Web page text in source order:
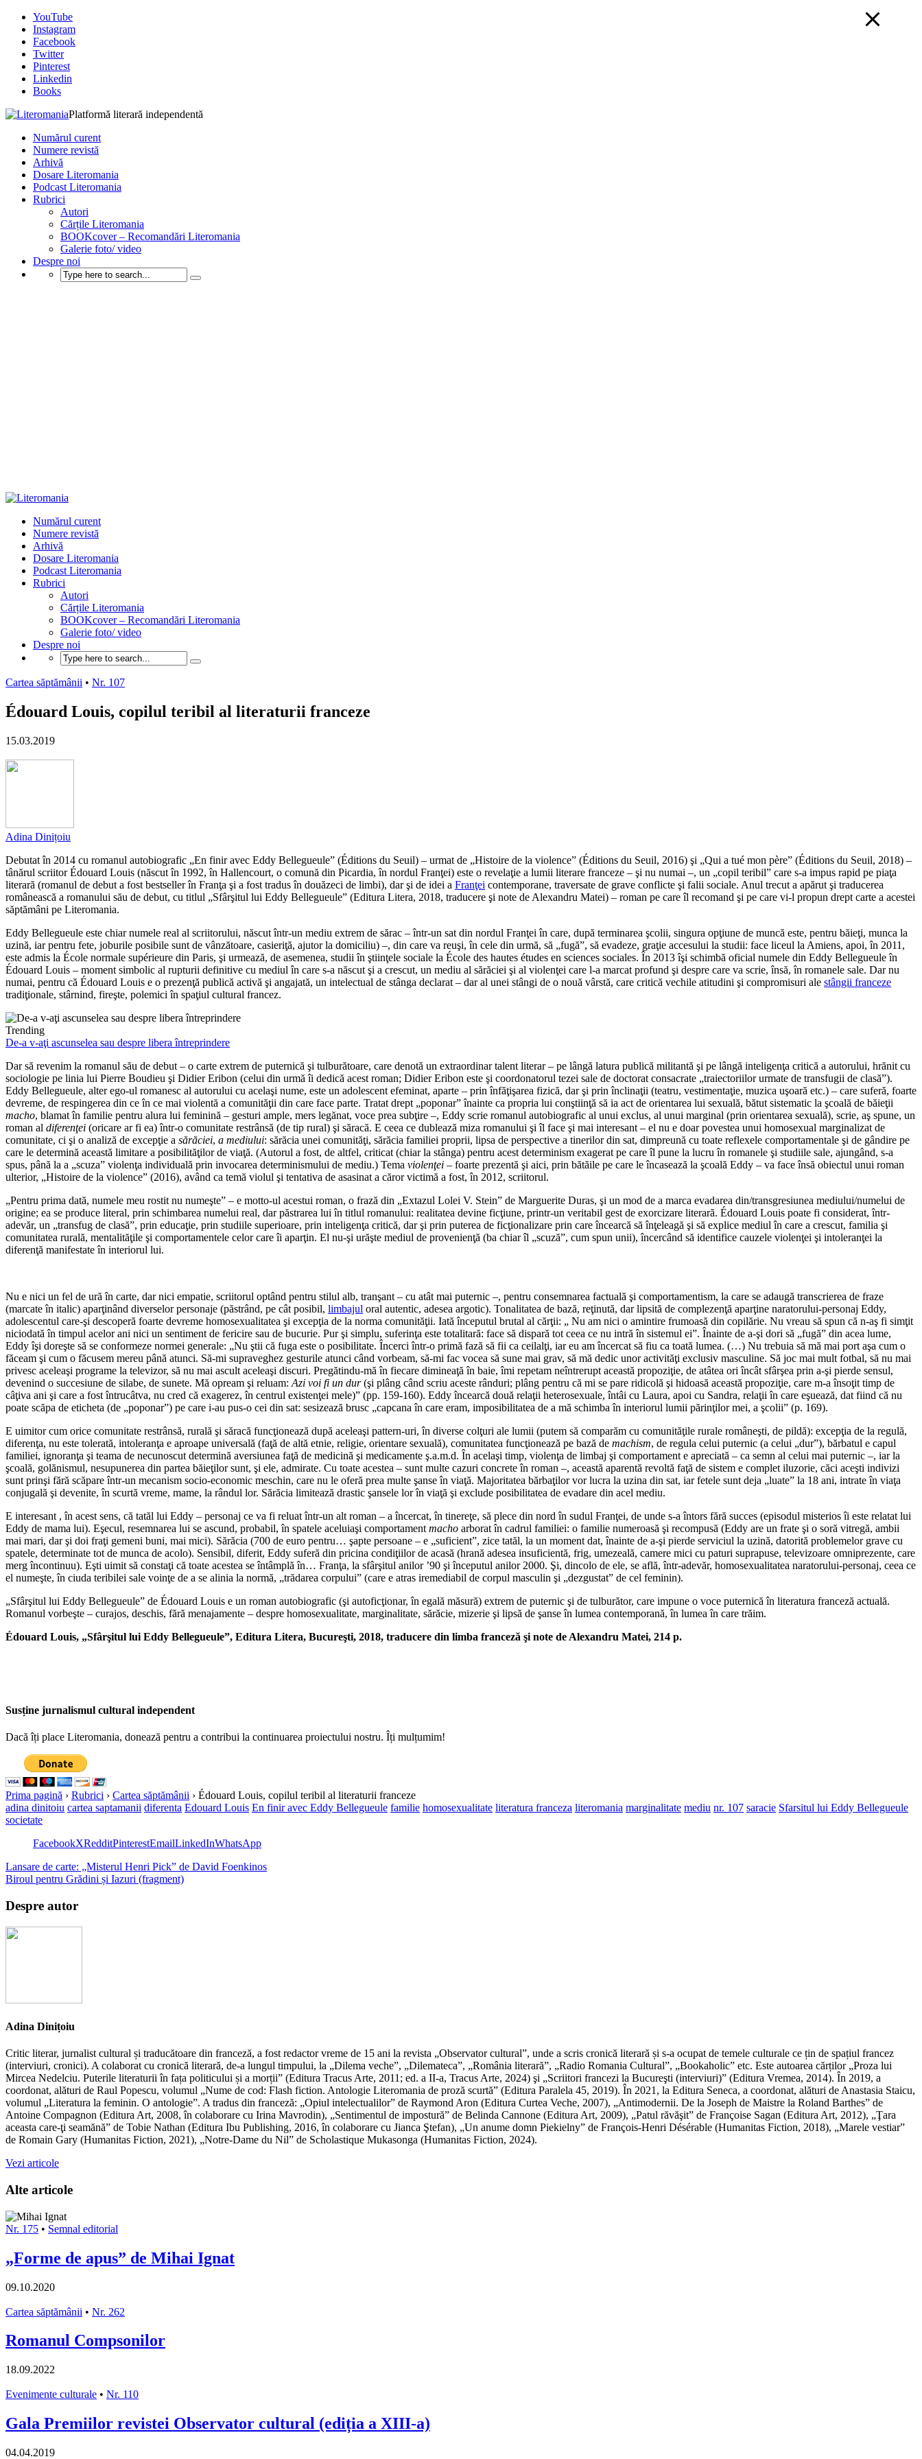
YouTube
Instagram
Facebook
Twitter
Pinterest
Linkedin
Books
Platformă literară independentă
Numărul curent
Numere revistă
Arhivă
Dosare Literomania
Podcast Literomania
Rubrici
Autori
Cărțile Literomania
BOOKcover – Recomandări Literomania
Galerie foto/ video
Despre noi
Numărul curent
Numere revistă
Arhivă
Dosare Literomania
Podcast Literomania
Rubrici
Autori
Cărțile Literomania
BOOKcover – Recomandări Literomania
Galerie foto/ video
Despre noi
Cartea săptămânii • Nr. 107
Édouard Louis, copilul teribil al literaturii franceze
15.03.2019
Adina Dinițoiu
Debutat în 2014 cu romanul autobiografic „En finir avec Eddy Bellegueule” (Éditions du Seuil) – urmat de „Histoire de la violence” (Éditions du Seuil, 2016) şi „Qui a tué mon père” (Éditions du Seuil, 2018) –
tânărul scriitor Édouard Louis (născut în 1992, în Hallencourt, o comună din Picardia, în nordul Franţei) este o revelaţie a lumii literare franceze – şi nu numai –, un „copil teribil” care s-a impus rapid pe piaţa
literară (romanul de debut a fost bestseller în Franţa şi a fost tradus în douăzeci de limbi), dar şi de idei a Franţei contemporane, traversate de grave conflicte şi falii sociale. Anul trecut a apărut şi traducerea
românească a romanului său de debut, cu titlul „Sfârşitul lui Eddy Bellegueule” (Editura Litera, 2018, traducere şi note de Alexandru Matei) – roman pe care îl recomand şi pe care vi-l propun drept carte a acestei
săptămâni pe Literomania.
Eddy Bellegueule este chiar numele real al scriitorului, născut într-un mediu extrem de sărac – într-un sat din nordul Franţei în care, după terminarea şcolii, singura opţiune de muncă este, pentru băieţi, munca la
uzină, iar pentru fete, joburile posibile sunt de vânzătoare, casieriţă, ajutor la domiciliu) –, din care va reuşi, în cele din urmă, să „fugă”, să evadeze, graţie accesului la studii: face liceul la Amiens, apoi, în 2011,
este admis la École normale supérieure din Paris, şi urmează, de asemenea, studii în ştiinţele sociale la École des hautes études en sciences sociales. În 2013 îşi schimbă oficial numele din Eddy Bellegueule în
Édouard Louis – moment simbolic al rupturii definitive cu mediul în care s-a născut şi a crescut, un mediu al sărăciei şi al violenţei care l-a marcat profund şi despre care va scrie, însă, în romanele sale. Dar nu
numai, pentru că Édouard Louis e o prezenţă publică activă şi angajată, un intelectual de stânga declarat – dar al unei stângi de o nouă vârstă, care critică vechile atitudini şi compromisuri ale stângii franceze
tradiţionale, stârnind, fireşte, polemici în spaţiul cultural francez.
Trending
De-a v-aţi ascunselea sau despre libera întreprindere
Dar să revenim la romanul său de debut – o carte extrem de puternică şi tulburătoare, care denotă un extraordinar talent literar – pe lângă latura publică militantă şi pe lângă inteligenţa critică a autorului, hrănit cu
sociologie pe linia lui Pierre Boudieu şi Didier Eribon (celui din urmă îi dedică acest roman; Didier Eribon este şi coordonatorul tezei sale de doctorat consacrate „traiectoriilor urmate de transfugii de clasă”).
Eddy Bellegueule, alter ego-ul romanesc al autorului cu acelaşi nume, este un adolescent efeminat, aparte – prin înfăţişarea fizică, dar şi prin înclinaţii (teatru, vestimentaţie, muzica uşoară etc.) – care suferă, foarte
devreme, de respingerea din ce în ce mai violentă a comunităţii din care face parte. Tratat drept „poponar” înainte ca propria lui conştiinţă să ia act de orientarea lui sexuală, bătut sistematic la şcoală de băieţii
macho, blamat în familie pentru alura lui feminină – gesturi ample, mers legănat, voce prea subţire –, Eddy scrie romanul autobiografic al unui exclus, al unui marginal (prin orientarea sexuală), scrie, aş spune, un
roman al diferenţei (oricare ar fi ea) într-o comunitate restrânsă (de tip rural) şi săracă. E ceea ce dublează miza romanului şi îl face şi mai interesant – el nu e doar povestea unui homosexual marginalizat de
comunitate, ci şi o analiză de excepţie a sărăciei, a mediului: sărăcia unei comunităţi, sărăcia familiei proprii, lipsa de perspective a tinerilor din sat, dimpreună cu toate reflexele comportamentale şi de gândire pe
care le determină această limitare a posibilităţilor de viaţă. (Autorul a fost, de altfel, criticat (chiar la stânga) pentru acest determinism exagerat pe care îl pune la lucru în romanele şi studiile sale, ajungând, s-a
spus, până la a „scuza” violenţa individuală prin invocarea determinismului de mediu.) Tema violenţei – foarte prezentă şi aici, prin bătăile pe care le încasează la şcoală Eddy – va face însă obiectul unui roman
ulterior, „Histoire de la violence” (2016), având ca temă violul şi tentativa de asasinat a căror victimă a fost, în 2012, scriitorul.
„Pentru prima dată, numele meu rostit nu numeşte” – e motto-ul acestui roman, o frază din „Extazul Lolei V. Stein” de Marguerite Duras, şi un mod de a marca evadarea din/transgresiunea mediului/numelui de
origine; ea se produce literal, prin schimbarea numelui real, dar păstrarea lui în titlul romanului: realitatea devine ficţiune, printr-un veritabil gest de exorcizare literară. Édouard Louis poate fi considerat, într-
adevăr, un „transfug de clasă”, prin educaţie, prin studiile superioare, prin inteligenţa critică, dar şi prin puterea de ficţionalizare prin care încearcă să înţeleagă şi să explice mediul în care a crescut, familia şi
comunitatea rurală, mentalităţile şi comportamentele celor care îi aparţin. El nu-şi urăşte mediul de provenienţă (ba chiar îl „scuză”, cum spun unii), încercând să identifice cauzele violenţei şi intoleranţei la
diferenţă manifestate în interiorul lui.
Nu e nici un fel de ură în carte, dar nici empatie, scriitorul optând pentru stilul alb, tranşant – cu atât mai puternic –, pentru consemnarea factuală şi comportamentism, la care se adaugă transcrierea de fraze
(marcate în italic) aparţinând diverselor personaje (păstrând, pe cât posibil, limbajul oral autentic, adesea argotic). Tonalitatea de bază, reţinută, dar lipsită de complezenţă aparţine naratorului-personaj Eddy,
adolescentul care-şi descoperă foarte devreme homosexualitatea şi excepţia de la norma comunităţii. Iată începutul brutal al cărţii: „ Nu am nici o amintire frumoasă din copilărie. Nu vreau să spun că n-aş fi simţit
niciodată în timpul acelor ani nici un sentiment de fericire sau de bucurie. Pur şi simplu, suferinţa este totalitară: face să dispară tot ceea ce nu intră în sistemul ei”. Înainte de a-şi dori să „fugă” din acea lume,
Eddy îşi doreşte să se conformeze normei generale: „Nu ştii că fuga este o posibilitate. Încerci într-o primă fază să fii ca ceilalţi, iar eu am încercat să fiu ca toată lumea. (…) Nu trebuia să mă mai port aşa cum o
făceam şi cum o făcusem mereu până atunci. Să-mi supraveghez gesturile atunci când vorbeam, să-mi fac vocea să sune mai grav, să mă dedic unor activităţi exclusiv masculine. Să joc mai mult fotbal, să nu mai
privesc aceleaşi programe la televizor, să nu mai ascult aceleaşi discuri. Pregătindu-mă în fiecare dimineaţă în baie, îmi repetam neîntrerupt această propoziţie, de atâtea ori încât sfârşea prin a-şi pierde sensul,
devenind o succesiune de silabe, de sunete. Mă opream şi reluam: Azi voi fi un dur(şi plâng când scriu aceste rânduri; plâng pentru că mi se pare ridicolă şi hidoasă această propoziţie, care m-a însoţit timp de
câţiva ani şi care a fost întrucâtva, nu cred că exagerez, în centrul existenţei mele)” (pp. 159-160). Eddy încearcă două relaţii heterosexuale, întâi cu Laura, apoi cu Sandra, relaţii în care eşuează, dat fiind că nu
poate scăpa de eticheta (de „poponar”) pe care i-au pus-o cei din sat: sesizează brusc „capcana în care eram, imposibilitatea de a mă schimba în interiorul lumii părinţilor mei, a şcolii” (p. 169).
E uimitor cum orice comunitate restrânsă, rurală şi săracă funcţionează după aceleaşi pattern-uri, în diverse colţuri ale lumii (putem să comparăm cu comunităţile rurale româneşti, de pildă): excepţia de la regulă,
diferenţa, nu este tolerată, intoleranţa e aproape universală (faţă de altă etnie, religie, orientare sexuală), comunitatea funcţionează pe bază de machism, de regula celui puternic (a celui „dur”), bărbatul e capul
familiei, ignoranţa şi teama de necunoscut determină aversiunea faţă de medicină şi medicamente ş.a.m.d. În acelaşi timp, violenţa de limbaj şi comportament e apreciată – ca semn al celui mai puternic –, iar la
şcoală, golănismul, nesupunerea din partea băieţilor sunt, şi ele, admirate. Cu toate acestea – sunt multe cazuri concrete în roman –, această aparentă revoltă faţă de sistem e complet iluzorie, căci aceşti indivizi
sunt prinşi fără scăpare într-un mecanism socio-economic meschin, care nu le oferă prea multe şanse în viaţă. Majoritatea bărbaţilor vor lucra la uzina din sat, iar fetele sunt deja „luate” la 18 ani, intrate în viaţa
conjugală şi devenite, în scurtă vreme, mame, la rândul lor. Sărăcia limitează drastic şansele lor în viaţă şi exclude posibilitatea de evadare din acel mediu.
E interesant , în acest sens, că tatăl lui Eddy – personaj ce va fi reluat într-un alt roman – a încercat, în tinereţe, să plece din nord în sudul Franţei, de unde s-a întors fără succes (episodul misterios îi este relatat lui
Eddy de mama lui). Eşecul, resemnarea lui se ascund, probabil, în spatele aceluiaşi comportament macho arborat în cadrul familiei: o familie numeroasă şi recompusă (Eddy are un frate şi o soră vitregă, ambii
mai mari, dar şi doi fraţi gemeni buni, mai mici). Sărăcia (700 de euro pentru… şapte persoane – e „suficient”, zice tatăl, la un moment dat, înainte de a-şi pierde serviciul la uzină, datorită problemelor grave cu
spatele, determinate tot de munca de acolo). Sensibil, diferit, Eddy suferă din pricina condiţiilor de acasă (hrană adesea insuficientă, frig, umezeală, camere mici cu paturi suprapuse, televizoare omniprezente, care
merg încontinuu). Eşti uimit să constaţi că toate acestea se întâmplă în… Franţa, la sfârşitul anilor ’90 şi începutul anilor 2000. Şi, dincolo de ele, se află, într-adevăr, homosexualitatea naratorului-personaj, ceea ce
el numeşte, în ciuda teribilei sale voinţe de a se alinia la normă, „trădarea corpului” (care e atras iremediabil de corpul masculin şi „dezgustat” de cel feminin).
„Sfârşitul lui Eddy Bellegueule” de Édouard Louis e un roman autobiografic (şi autoficţionar, în egală măsură) extrem de puternic şi de tulburător, care impune o voce puternică în literatura franceză actuală.
Romanul vorbeşte – curajos, deschis, fără menajamente – despre homosexualitate, marginalitate, sărăcie, mizerie şi lipsă de şanse în lumea contemporană, în lumea în care trăim.
Édouard Louis, „Sfârşitul lui Eddy Bellegueule”, Editura Litera, Bucureşti, 2018, traducere din limba franceză şi note de Alexandru Matei, 214 p.
Susține jurnalismul cultural independent
Dacă îți place Literomania, donează pentru a contribui la continuarea proiectului nostru. Îți mulțumim!
Prima pagină › Rubrici › Cartea săptămânii › Édouard Louis, copilul teribil al literaturii franceze
adina dinitoiu cartea saptamanii diferenta Edouard Louis En finir avec Eddy Bellegueule familie homosexualitate literatura franceza literomania marginalitate mediu nr. 107 saracie Sfarsitul lui Eddy Bellegueule
societate
FacebookXRedditPinterestEmailLinkedInWhatsApp
Lansare de carte: „Misterul Henri Pick” de David Foenkinos
Biroul pentru Grădini și Iazuri (fragment)
Despre autor
Adina Dinițoiu
Critic literar, jurnalist cultural și traducătoare din franceză, a fost redactor vreme de 15 ani la revista „Observator cultural”, unde a scris cronică literară și s-a ocupat de temele culturale ce țin de spațiul francez
(interviuri, cronici). A colaborat cu cronică literară, de-a lungul timpului, la „Dilema veche”, „Dilemateca”, „România literară”, „Radio Romania Cultural”, „Bookaholic” etc. Este autoarea cărților „Proza lui
Mircea Nedelciu. Puterile literaturii în fața politicului și a morții” (Editura Tracus Arte, 2011; ed. a II-a, Tracus Arte, 2024) şi „Scriitori francezi la Bucureşti (interviuri)” (Editura Vremea, 2014). În 2019, a
coordonat, alături de Raul Popescu, volumul „Nume de cod: Flash fiction. Antologie Literomania de proză scurtă” (Editura Paralela 45, 2019). În 2021, la Editura Seneca, a coordonat, alături de Anastasia Staicu,
volumul „Literatura la feminin. O antologie”. A tradus din franceză: „Opiul intelectualilor” de Raymond Aron (Editura Curtea Veche, 2007), „Antimodernii. De la Joseph de Maistre la Roland Barthes” de
Antoine Compagnon (Editura Art, 2008, în colaborare cu Irina Mavrodin), „Sentimentul de impostură” de Belinda Cannone (Editura Art, 2009), „Patul răvăşit” de Françoise Sagan (Editura Art, 2012), „Ţara
aceasta care-ţi seamănă” de Tobie Nathan (Editura Ibu Publishing, 2016, în colaborare cu Jianca Ştefan), „Un anume domn Piekielny” de François-Henri Désérable (Humanitas Fiction, 2018), „Marele vestiar”
de Romain Gary (Humanitas Fiction, 2021), „Notre-Dame du Nil” de Scholastique Mukasonga (Humanitas Fiction, 2024).
Vezi articole
Alte articole
Nr. 175 • Semnal editorial
„Forme de apus” de Mihai Ignat
09.10.2020
Cartea săptămânii • Nr. 262
Romanul Compsonilor
18.09.2022
Evenimente culturale • Nr. 110
Gala Premiilor revistei Observator cultural (ediția a XIII-a)
04.04.2019